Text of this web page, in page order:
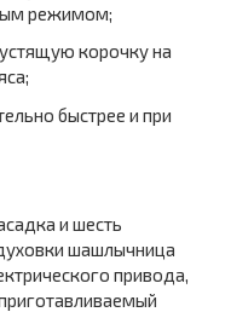
режимом;
корочку на
быстрее и при
и шесть
шашлычница
привода,